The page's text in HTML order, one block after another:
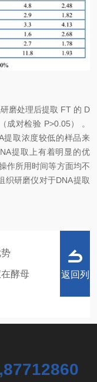
磨处理后提取 FT 的 D
成对检验 P>0.05） 。
提取浓度较低的样品来
提取上有着明显的优
作所用时间等方面均不
织研磨仪对于DNA提取
酵母 返回列
表